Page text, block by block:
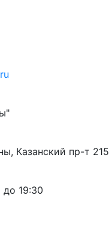
Казанский пр-т 215
до 19:30